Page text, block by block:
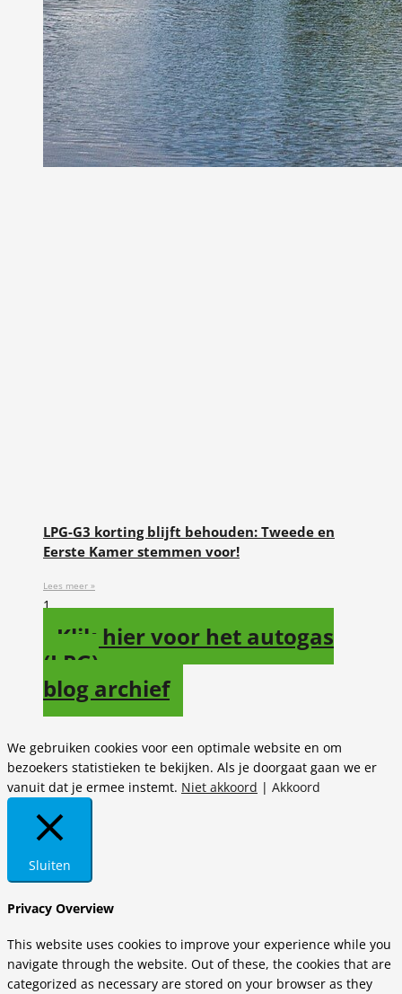
LPG-G3 korting blijft behouden: Tweede en
Eerste Kamer stemmen voor!
Lees meer »
Klik hier voor het autogas
(LPG)
blog archief
We gebruiken cookies voor een optimale website en om
bezoekers statistieken te bekijken. Als je doorgaat gaan we er
vanuit dat je ermee instemt. Niet akkoord | Akkoord
Sluiten
Privacy Overview
This website uses cookies to improve your experience while you
navigate through the website. Out of these, the cookies that are
categorized as necessary are stored on your browser as they